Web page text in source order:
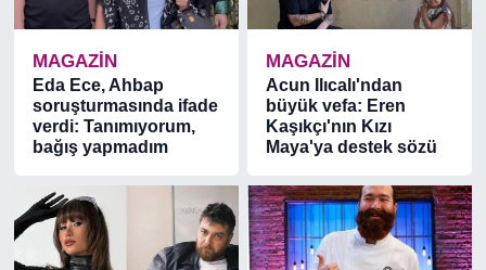
MAGAZİN
Eda Ece, Ahbap
soruşturmasında ifade
verdi: Tanımıyorum,
bağış yapmadım
MAGAZİN
Acun Ilıcalı'ndan
büyük vefa: Eren
Kaşıkçı'nın Kızı
Maya'ya destek sözü